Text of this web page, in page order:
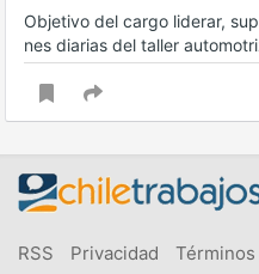
Objetivo del cargo liderar,
nes diarias del taller
RSS Privacidad